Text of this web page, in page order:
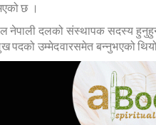
छ ।
नेपाली दलको संस्थापक सदस्य
पदको उम्मेदवारसमेत बन्नुभएको